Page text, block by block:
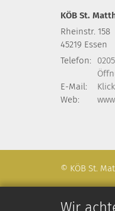
Wir
KÖB St.
Rheinstr. 158
45219 Essen
Telefon:
E-Mail:
Web:
© KÖB St.